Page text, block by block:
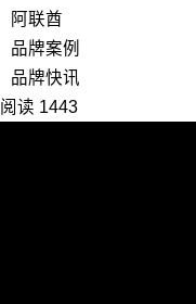
阿联酋
品牌案例
品牌快讯
阅读 1443